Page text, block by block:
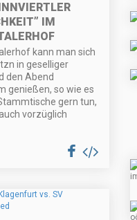
IM
kann man sich
in geselliger
den Abend
genießen, so wie es
gern tun,
vorzüglich